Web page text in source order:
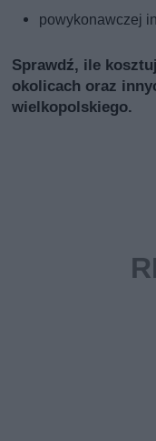
powykonawczej
Sprawdź, ile
okolicach oraz
wielkopolskiego.